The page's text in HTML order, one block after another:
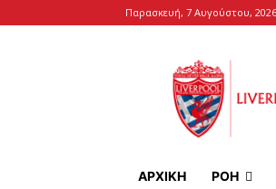
Παρασκευή, 7 Αυγούστου, 2026
ΑΡΧΙΚΉ ΡΟΗ